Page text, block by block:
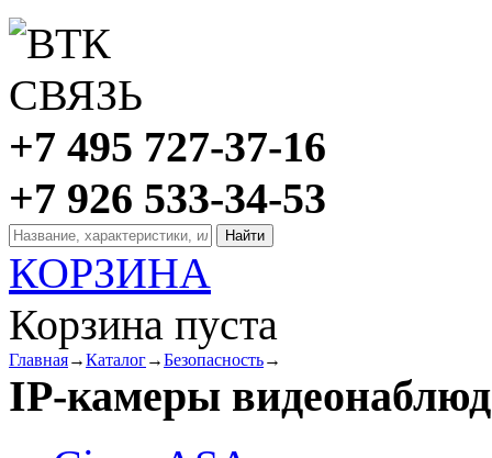
+7 495 727-37-16
+7 926 533-34-53
КОРЗИНА
Корзина пуста
Главная→Каталог→Безопасность→
IP-камеры